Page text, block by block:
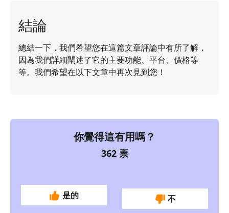
結論
總結一下，我們希望您在這篇文章評論中有所了解，
因為我們詳細闡述了它的主要功能、平台、價格等
等。我們希望在以下文章中再次見到您！
你覺得這有用嗎？
362票
是的 不